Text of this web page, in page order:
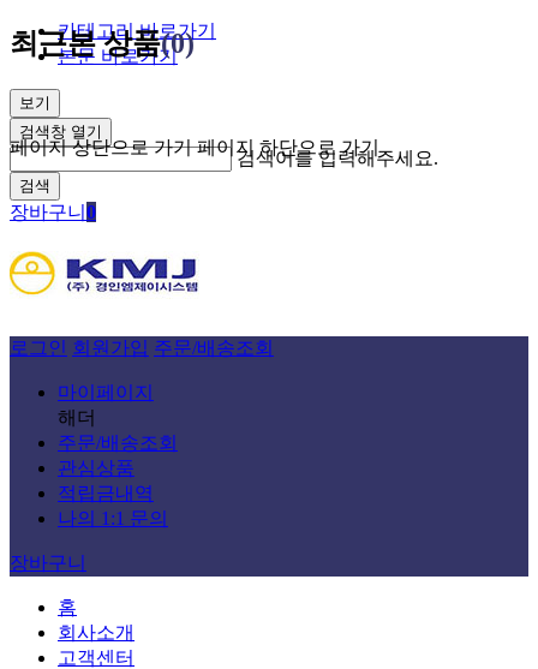
카테고리 바로가기
본문 바로가기
보기
검색창 열기
검색어를 입력해주세요.
검색
장바구니 0
로그인 회원가입 주문/배송조회
마이페이지
해더
주문/배송조회
관심상품
적립금내역
나의 1:1 문의
장바구니
홈
회사소개
고객센터
최근본 상품(0)
페이지 상단으로 가기 페이지 하단으로 가기